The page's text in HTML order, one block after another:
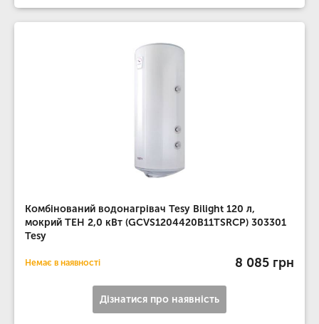
Комбінований водонагрівач Tesy Bilight 120 л,
мокрий ТЕН 2,0 кВт (GCVS1204420B11TSRCP) 303301
Tesy
Немає в наявності 8 085 грн
Дізнатися про наявність